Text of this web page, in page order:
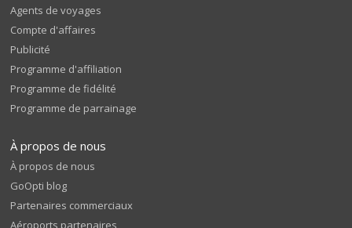
Agents de voyages
Compte d'affaires
Publicité
Programme d'affiliation
Programme de fidélité
Programme de parrainage
À propos de nous
À propos de nous
GoOpti blog
Partenaires commerciaux
Aéroports partenaires